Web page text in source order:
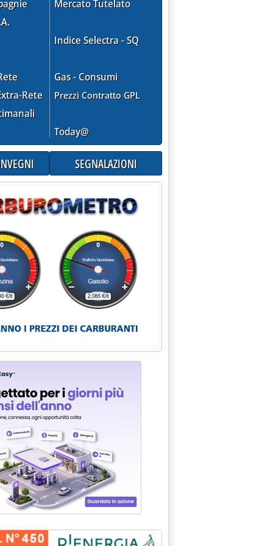
I MOTIVI DEL RICORSO AL TAR DEL LAZIO'
OGGI IL GOVERNO DECIDE SULLA FIDUCIA'
SI "AUTODISCIPLINA" VIA AL NUOVO REGOLAMENTO'
Rete
Mercato Tutelato
Indice Selectra - SQ
Gas - Consumi
Prezzi Contratto GPL
Today@
SEGNALAZIONI